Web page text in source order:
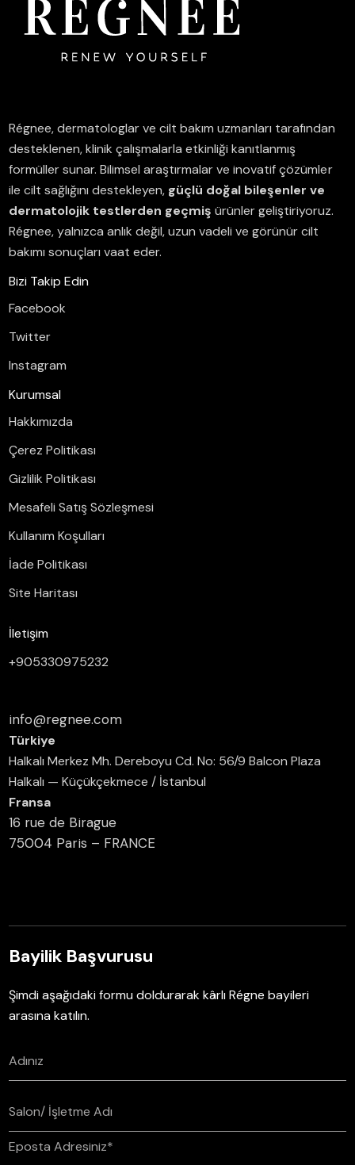
Régnee, dermatologlar ve cilt bakım uzmanları tarafından
desteklenen, klinik çalışmalarla etkinliği kanıtlanmış
formüller sunar.Bilimsel araştırmalar ve inovatif çözümler
ile cilt sağlığını destekleyen, güçlü doğal bileşenler ve
dermatolojik testlerden geçmiş ürünler geliştiriyoruz.
Régnee, yalnızca anlık değil, uzun vadeli ve görünür cilt
bakımı sonuçları vaat eder.
Bizi Takip Edin
Facebook
Twitter
Instagram
Kurumsal
Hakkımızda
Çerez Politikası
Gizlilik Politikası
Mesafeli Satış Sözleşmesi
Kullanım Koşulları
İade Politikası
Site Haritası
İletişim
+905330975232
info@regnee.com
Türkiye
Halkalı Merkez Mh. Dereboyu Cd. No: 56/9 Balcon Plaza
Halkalı — Küçükçekmece / İstanbul
Fransa
16 rue de Birague
75004 Paris – FRANCE
Bayilik Başvurusu
Şimdi aşağıdaki formu doldurarak kârlı Régne bayileri
arasına katılın.